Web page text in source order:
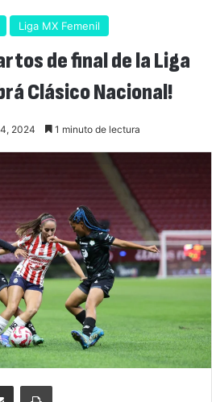
Liga MX Femenil
de final de la Liga
Clásico Nacional!
2024 1 minuto de lectura
Compartir por correo electrónicoImprimir